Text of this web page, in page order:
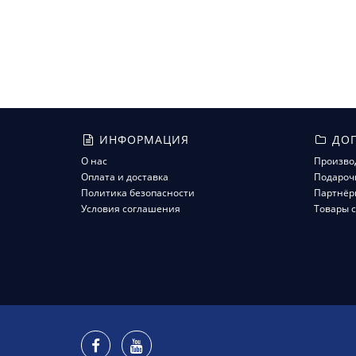
ИНФОРМАЦИЯ
О нас
Оплата и доставка
Политика безопасности
Условия соглашения
Товары